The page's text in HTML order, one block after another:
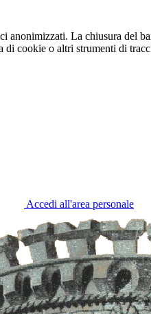
anonimizzati. La chiusura del
di cookie o altri strumenti di
Accedi all'area personale